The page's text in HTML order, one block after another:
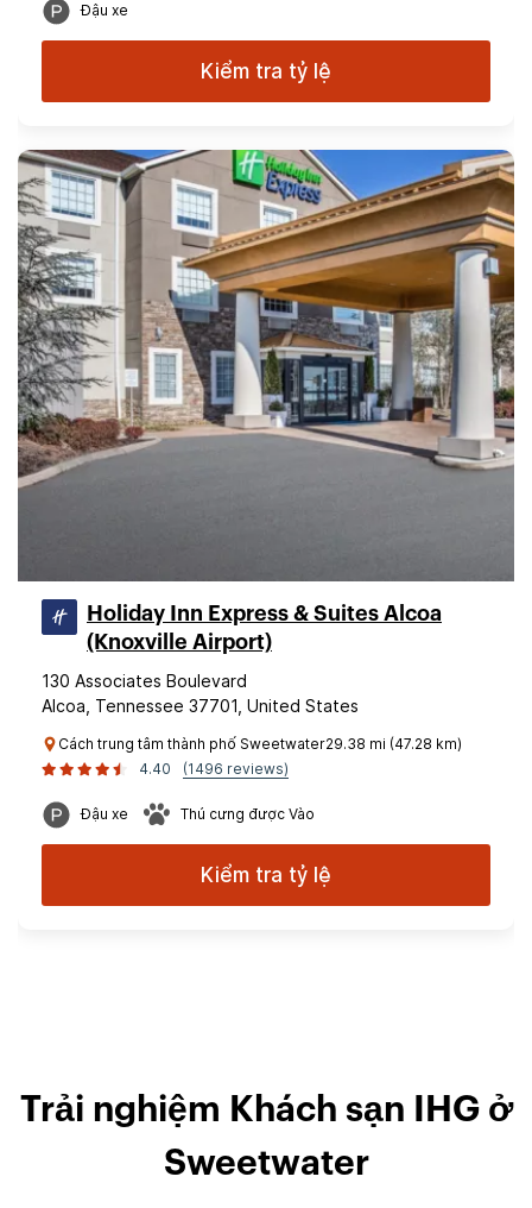
Đậu xe
Kiểm tra tỷ lệ
Holiday Inn Express & Suites Alcoa
(Knoxville Airport)
130 Associates Boulevard
Alcoa, Tennessee 37701, United States
Cách trung tâm thành phố Sweetwater29.38 mi (47.28 km)
4.40
(1496 reviews)
Đậu xe Thú cưng được Vào
Kiểm tra tỷ lệ
Trải nghiệm Khách sạn IHG ở
Sweetwater